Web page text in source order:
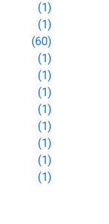
(1)
(1)
(60)
(1)
(1)
(1)
(1)
(1)
(1)
(1)
(1)